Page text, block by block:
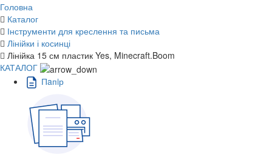
Головна
Каталог
Інструменти для креслення та письма
Лінійки і косинці
Лінійка 15 см пластик Yes, Minecraft.Boom
КАТАЛОГ
Пaпiр